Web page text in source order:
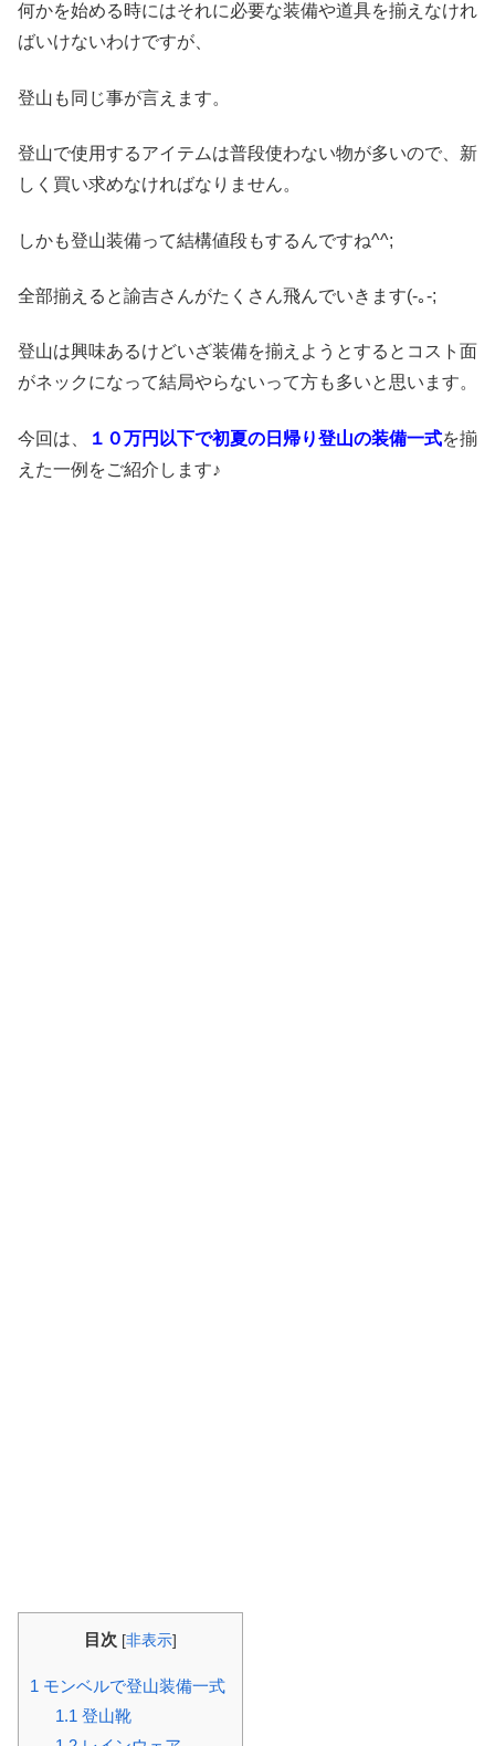
何かを始める時にはそれに必要な装備や道具を揃えなけれ
ばいけないわけですが、
登山も同じ事が言えます。
登山で使用するアイテムは普段使わない物が多いので、新
しく買い求めなければなりません。
しかも登山装備って結構値段もするんですね^^;
全部揃えると諭吉さんがたくさん飛んでいきます(-｡-;
登山は興味あるけどいざ装備を揃えようとするとコスト面
がネックになって結局やらないって方も多いと思います。
今回は、 １０万円以下で初夏の日帰り登山の装備一式を揃
えた一例をご紹介します♪
目次 [非表示]
1 モンベルで登山装備一式
1.1 登山靴